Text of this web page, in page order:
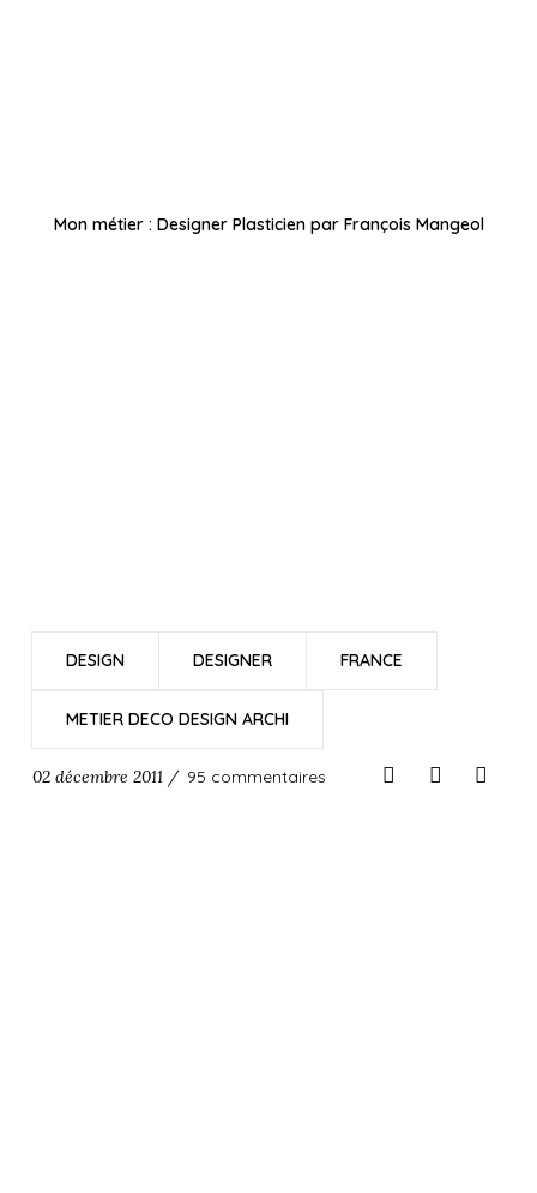
Mon métier : Designer Plasticien par François Mangeol
DESIGN DESIGNER FRANCE
METIER DECO DESIGN ARCHI
02 décembre 2011 / 95 commentaires